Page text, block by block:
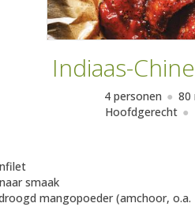
Indiaas-
4 personen 80
Hoofdgerecht
smaak
mangopoeder (amchoor, o.a.